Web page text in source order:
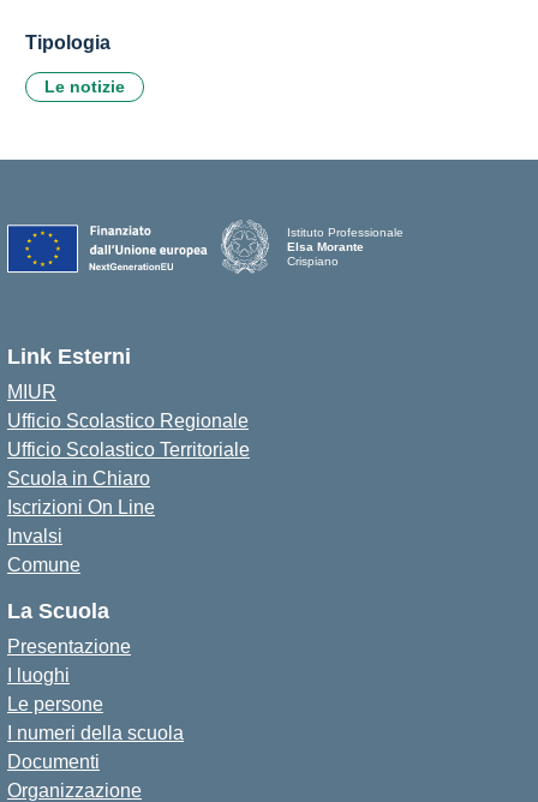
Tipologia
Le notizie
Istituto Professionale
Elsa Morante
Crispiano
Link Esterni
MIUR
Ufficio Scolastico Regionale
Ufficio Scolastico Territoriale
Scuola in Chiaro
Iscrizioni On Line
Invalsi
Comune
La Scuola
Presentazione
I luoghi
Le persone
I numeri della scuola
Documenti
Organizzazione